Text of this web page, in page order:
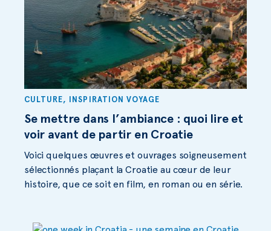
CULTURE, INSPIRATION VOYAGE
Se mettre dans l’ambiance : quoi lire et
voir avant de partir en Croatie
Voici quelques œuvres et ouvrages soigneusement
sélectionnés plaçant la Croatie au cœur de leur
histoire, que ce soit en film, en roman ou en série.